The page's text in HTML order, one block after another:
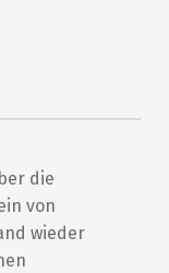
die
von
wieder